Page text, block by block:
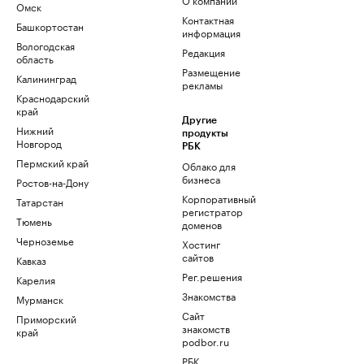
Омск
Башкортостан
Вологодская
область
Калининград
Краснодарский
край
Нижний
Новгород
Пермский край
Ростов-на-Дону
Татарстан
Тюмень
Черноземье
Кавказ
Карелия
Мурманск
Приморский
край
Контактная
информация
Редакция
Размещение
рекламы
Другие
продукты
РБК
Облако для
бизнеса
Корпоративный
регистратор
доменов
Хостинг
сайтов
Рег.решения
Знакомства
Сайт
знакомств
podbor.ru
РБК